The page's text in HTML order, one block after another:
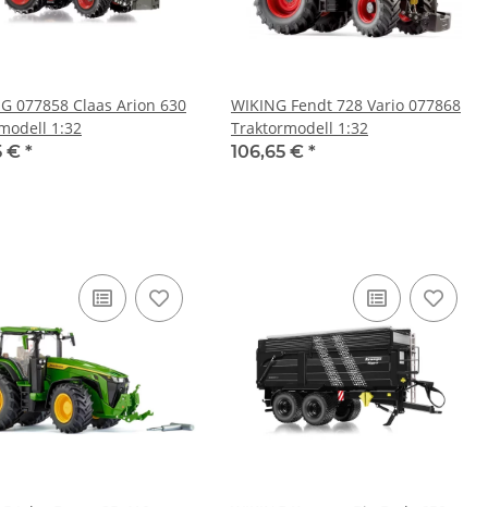
077858 Claas Arion 630
1:32
€ *
WIKING Fendt 728 Vario 077868
Traktormodell 1:32
106,65 € *